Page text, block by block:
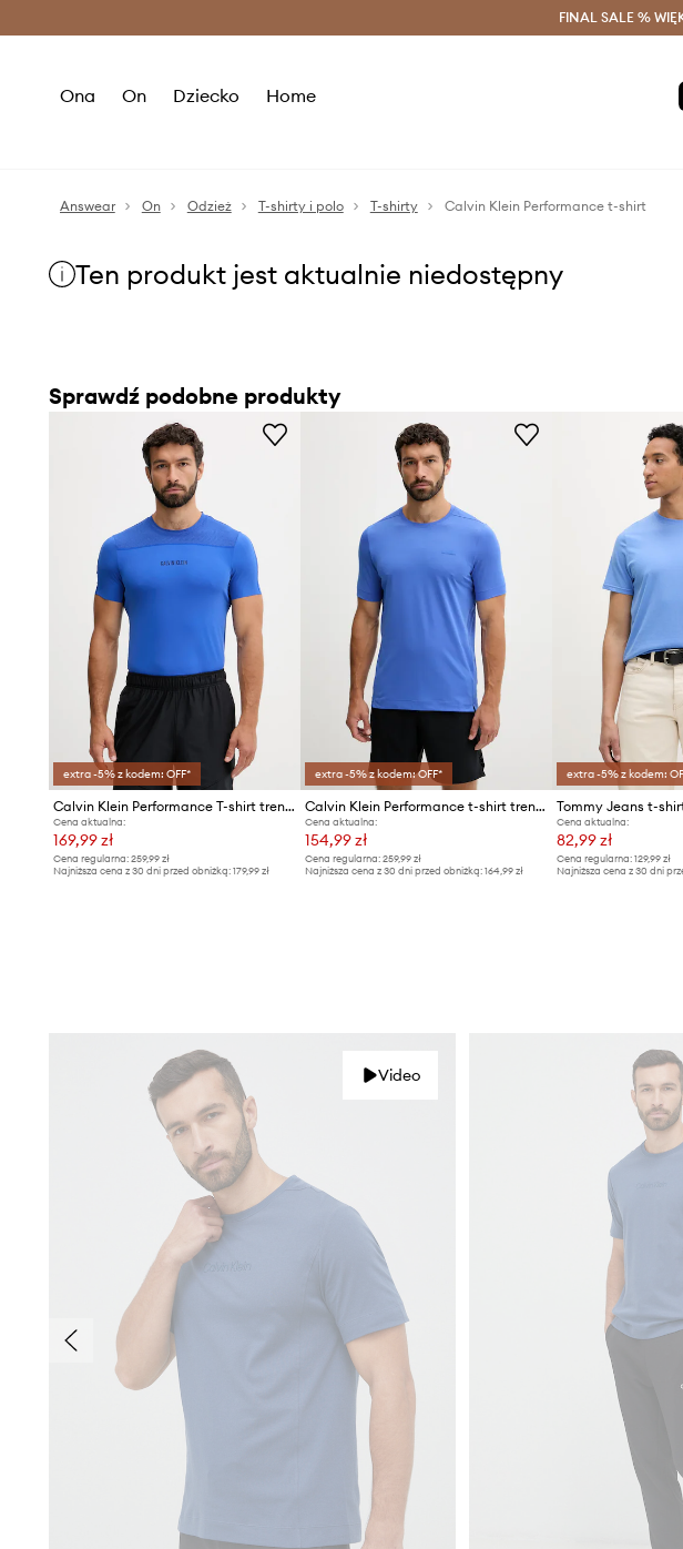
Oszczędzaj z Answear Club >
FINAL SALE %
Ona On Dziecko Home
Answear On Odzież T-shirty i polo T-shirty Calvin Klein Performance t-shirt
Ten produkt jest aktualnie niedostępny
Sprawdź podobne produkty
extra -5% z kodem: OFF*
Calvin Klein Performance T-shirt treningowy męski
Cena aktualna:
169,99 zł
Cena regularna: 259,99 zł
Najniższa cena z 30 dni przed obniżką: 179,99 zł
extra -5% z kodem: OFF*
Calvin Klein Performance t-shirt treningowy
Cena aktualna:
154,99 zł
Cena regularna:259,99 zł
Najniższa cena z 30 dni przed obniżką:164,99 zł
extra -5% z kodem:
Cena aktualna:
82,99 zł
Cena regularna: 129,99 zł
Najniższa cena z 30 dni
Video